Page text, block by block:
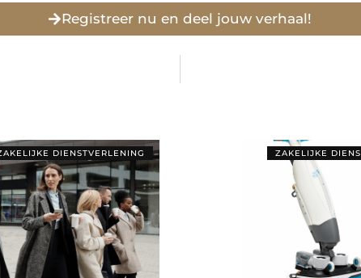
Registreer nu en deel jouw verhaal!
DIENSTVERLENING ZAKELIJKE